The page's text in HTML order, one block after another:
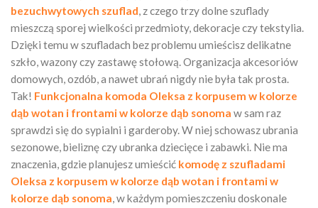
bezuchwytowych szuflad, z czego trzy dolne szuflady
mieszczą sporej wielkości przedmioty, dekoracje czy tekstylia.
Dzięki temu w szufladach bez problemu umieścisz delikatne
szkło, wazony czy zastawę stołową. Organizacja akcesoriów
domowych, ozdób, a nawet ubrań nigdy nie była tak prosta.
Tak! Funkcjonalna komoda Oleksa z korpusem w kolorze
dąb wotan i frontami w kolorze dąb sonoma w sam raz
sprawdzi się do sypialni i garderoby. W niej schowasz ubrania
sezonowe, bieliznę czy ubranka dziecięce i zabawki. Nie ma
znaczenia, gdzie planujesz umieścić komodę z szufladami
Oleksa z korpusem w kolorze dąb wotan i frontami w
kolorze dąb sonoma, w każdym pomieszczeniu doskonale